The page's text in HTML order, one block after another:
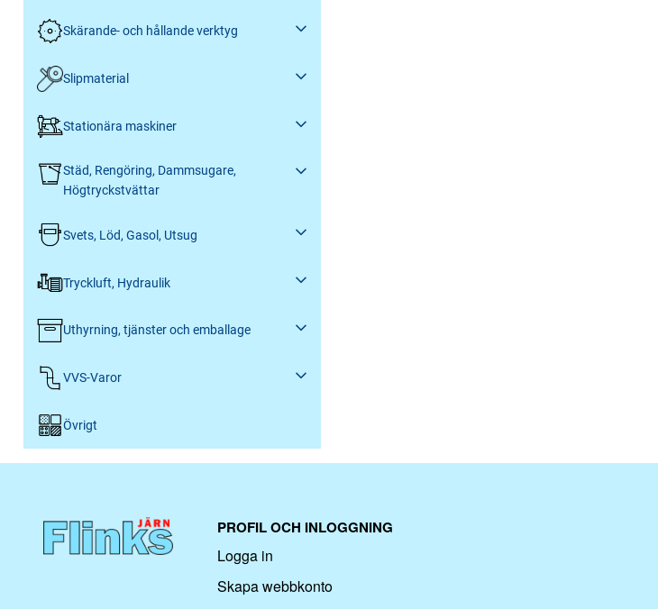
Skärande- och hållande verktyg
Slipmaterial
Stationära maskiner
Städ, Rengöring, Dammsugare,
Högtryckstvättar
Svets, Löd, Gasol, Utsug
Tryckluft, Hydraulik
Uthyrning, tjänster och emballage
VVS-Varor
Övrigt
PROFIL OCH INLOGGNING
Logga in
Skapa webbkonto